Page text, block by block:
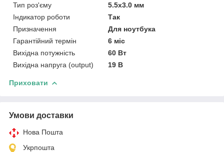
Тип роз'єму
5.5x3.0 мм
Індикатор роботи
Так
Призначення
Для ноутбука
Гарантійний термін
6 міс
Вихідна потужність
60 Вт
Вихідна напруга (output)
19 В
Приховати
Умови доставки
Нова Пошта
Укрпошта